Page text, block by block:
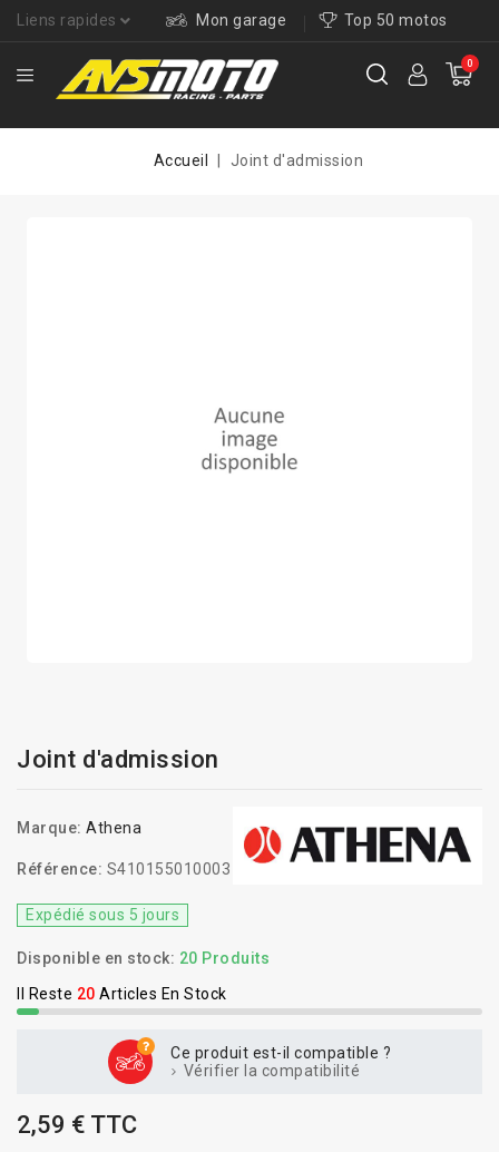
Liens rapides Mon garage Top 50 motos
0
Accueil Joint d'admission
Joint d'admission
Marque: Athena
Référence: S410155010003
Expédié sous 5 jours
Disponible en stock: 20 Produits
Il Reste 20 Articles En Stock
Ce produit est-il compatible ?
Vérifier la compatibilité
2,59 € TTC